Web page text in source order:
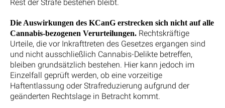
Rest der Strafe bestehen bleibt.
Die Auswirkungen des KCanG erstrecken sich nicht auf alle
Cannabis-bezogenen Verurteilungen. Rechtskräftige
Urteile, die vor Inkrafttreten des Gesetzes ergangen sind
und nicht ausschließlich Cannabis-Delikte betreffen,
bleiben grundsätzlich bestehen. Hier kann jedoch im
Einzelfall geprüft werden, ob eine vorzeitige
Haftentlassung oder Strafreduzierung aufgrund der
geänderten Rechtslage in Betracht kommt.